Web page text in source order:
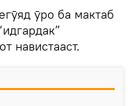
ӯро ба мактаб
навистааст.